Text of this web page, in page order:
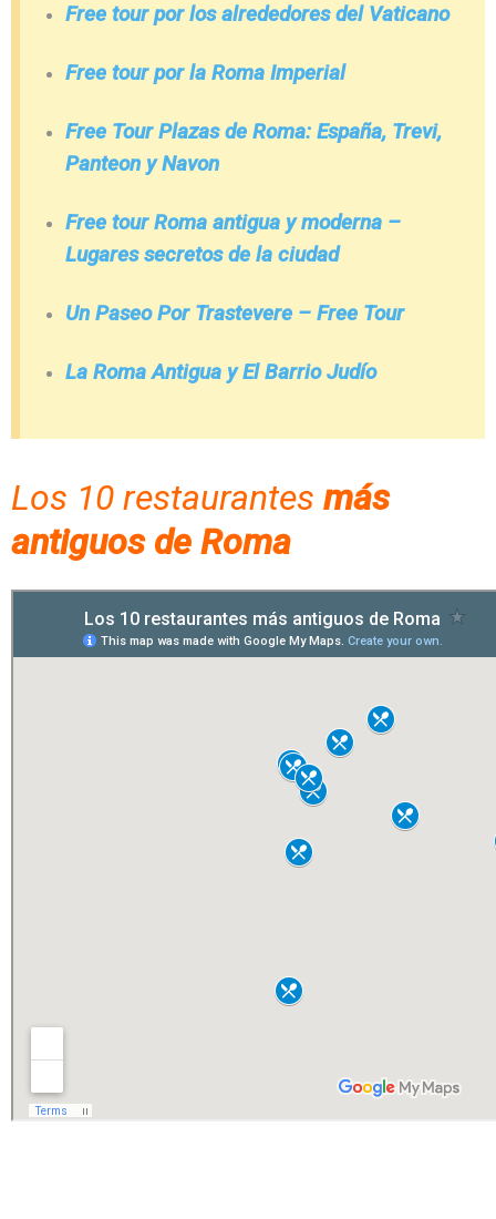
Free tour por los alrededores del Vaticano
Free tour por la Roma Imperial
Free Tour Plazas de Roma: España, Trevi,
Panteon y Navon
Free tour Roma antigua y moderna –
Lugares secretos de la ciudad
Un Paseo Por Trastevere – Free Tour
La Roma Antigua y El Barrio Judío
Los 10 restaurantes más
antiguos de Roma